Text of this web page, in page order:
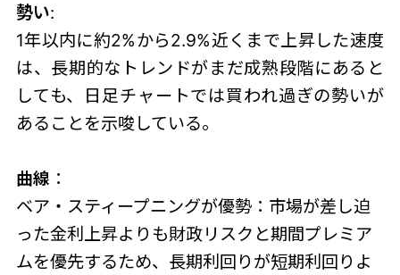
勢い:
1年以内に約2%から2.9%近くまで上昇した速度
は、長期的なトレンドがまだ成熟段階にあると
しても、日足チャートでは買われ過ぎの勢いが
あることを示唆している。
曲線 ：
ベア・スティープニングが優勢：市場が差し迫
った金利上昇よりも財政リスクと期間プレミア
ムを優先するため、長期利回りが短期利回りよ